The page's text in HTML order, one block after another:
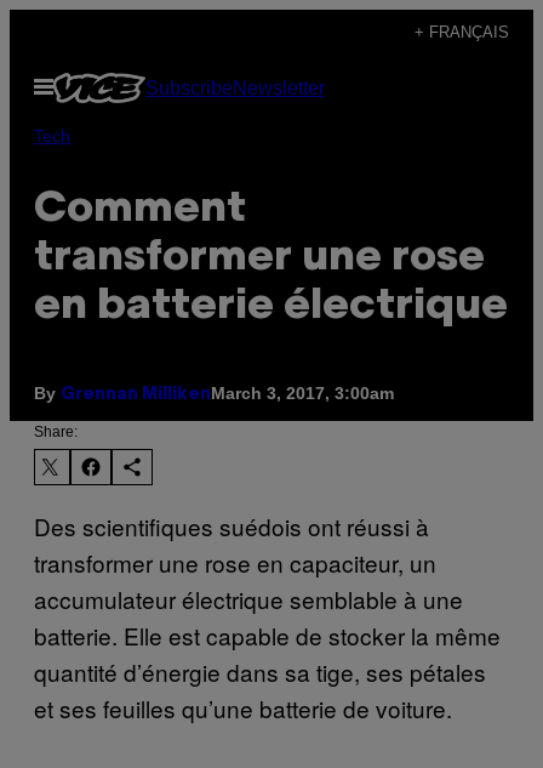
content
+ FRANÇAIS
Open
Menu
SubscribeNewsletter
Tech
Comment
transformer une rose
en batterie électrique
By Grennan MillikenMarch 3, 2017, 3:00am
Share:
Des scientifiques suédois ont réussi à
transformer une rose en capaciteur, un
accumulateur électrique semblable à une
batterie. Elle est capable de stocker la même
quantité d’énergie dans sa tige, ses pétales
et ses feuilles qu’une batterie de voiture.